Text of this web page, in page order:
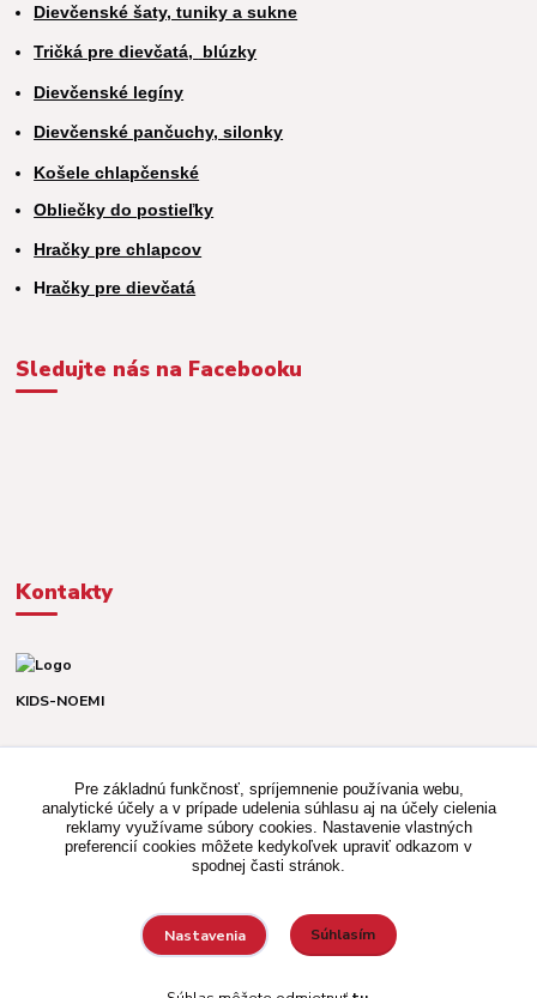
Dievčenské šaty, tuniky a sukne
Tričká pre dievčatá, blúzky
Dievčenské legíny
Dievčenské pančuchy, silonky
Košele chlapčenské
Obliečky do postieľky
Hračky pre chlapcov
Hračky pre dievčatá
Sledujte nás na Facebooku
Kontakty
KIDS-NOEMI
(Po-Pia, 8-16 hod.)
kidsnoemi.shop@gmail.com
Pre základnú funkčnosť, spríjemnenie používania webu,
analytické účely a v prípade udelenia súhlasu aj na účely cielenia
reklamy využívame súbory cookies. Nastavenie vlastných
preferencií cookies môžete kedykoľvek upraviť odkazom v
spodnej časti stránok.
Nastavenia Súhlasím